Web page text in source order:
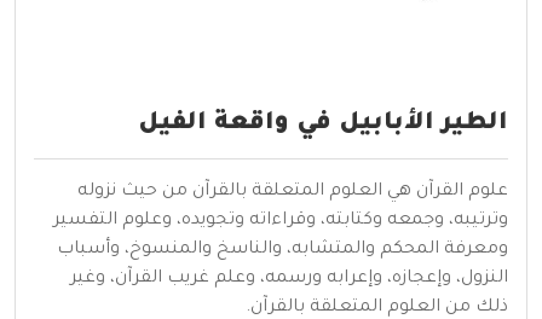
الطير الأبابيل في واقعة الفيل
علوم القرآن هي العلوم المتعلقة بالقرآن من حيث نزوله
وترتيبه، وجمعه وكتابته، وقراءاته وتجويده، وعلوم التفسير
ومعرفة المحكم والمتشابه، والناسخ والمنسوخ، وأسباب
النزول، وإعجازه، وإعرابه ورسمه، وعلم غريب القرآن، وغير
ذلك من العلوم المتعلقة بالقرآن.